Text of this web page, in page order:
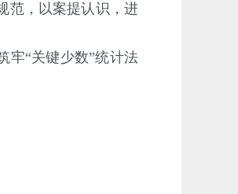
范，以案提认识，进
牢“关键少数”统计法